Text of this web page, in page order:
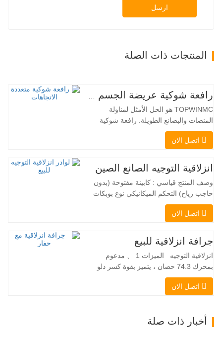
ارسل
المنتجات ذات الصلة
TOPWINMC هو الحل الأمثل لمناولة
المنصات والبضائع الطويلة. رافعة شوكية
ثنائية الاستخدام، تجمع بين مزايا الرافعة
الشوكية والرافعة الجانبية. محركها الكهربائي
بزاوية 360 درجة، يُمكّنان من تغيير الاتجاه
بسلاسة دون انقطاع في تدفق الحمولة، مما
يجعل TOPWINMC…
اتصل الان
انزلاقية التوجيه الصانع الصين
وصف المنتج قياسي : كابينة مفتوحة (بدون
حاجب رياح) التحكم الميكانيكي نوع بوبكات
عقبة ومقرنة سريعة ||| مضخة هيدروليكية
Danfoss الأمريكية محرك إيتون الأمريكي
التلقائي الفرامل الهيدروليكية دلو قياسي
اللودر الانزلاقي هو نوع من الآلات المناسبة
لموقع العمل الضيق…
اتصل الان
جرافة انزلاقية للبيع
انزلاقية التوجيه الميزات 1 、 مدعوم
بمحرك 74.3 حصان ، يتميز بقوة كسر دلو
عند 3350 كجم ، والأداء العالي والإنتاجية إلى
مجموعة متنوعة من الملحقات التي تتطلب
اتصل الان
أخبار ذات صلة